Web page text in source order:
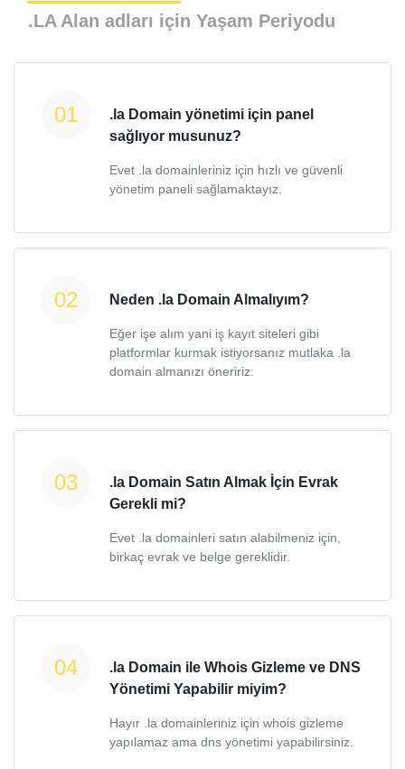
.LA Alan adları için Yaşam Periyodu
.la Domain yönetimi için panel
sağlıyor musunuz?
Evet .la domainleriniz için hızlı ve güvenli
yönetim paneli sağlamaktayız.
Neden .la Domain Almalıyım?
Eğer işe alım yani iş kayıt siteleri gibi
platformlar kurmak istiyorsanız mutlaka .la
domain almanızı öneririz.
.la Domain Satın Almak İçin Evrak
Gerekli mi?
Evet .la domainleri satın alabilmeniz için,
birkaç evrak ve belge gereklidir.
.la Domain ile Whois Gizleme ve DNS
Yönetimi Yapabilir miyim?
Hayır .la domainleriniz için whois gizleme
yapılamaz ama dns yönetimi yapabilirsiniz.